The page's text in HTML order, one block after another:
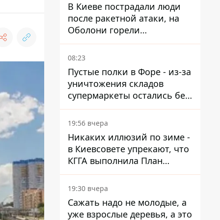
В Киеве пострадали люди
после ракетной атаки, на
Оболони горели
резервуары с топливом
08:23
Пустые полки в Форе - из-за
уничтожения складов
супермаркеты остались без
ассортимента
19:56 вчера
Никаких иллюзий по зиме -
в Киевсовете упрекают, что
КГГА выполнила План
устойчивости на 20%
19:30 вчера
Сажать надо не молодые, а
уже взрослые деревья, а это